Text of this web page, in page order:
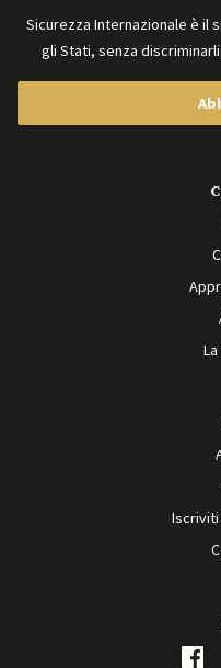
Sicurezza Internazionale è il
gli Stati, senza